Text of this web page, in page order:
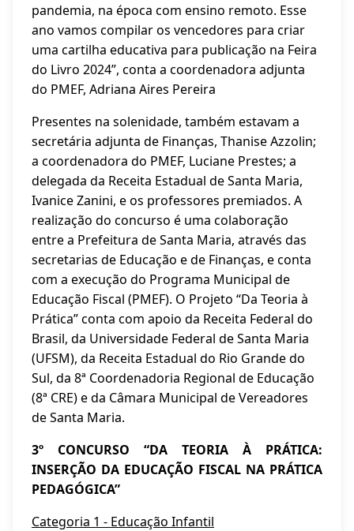
pandemia, na época com ensino remoto. Esse
ano vamos compilar os vencedores para criar
uma cartilha educativa para publicação na Feira
do Livro 2024”, conta a coordenadora adjunta
do PMEF, Adriana Aires Pereira
Presentes na solenidade, também estavam a
secretária adjunta de Finanças, Thanise Azzolin;
a coordenadora do PMEF, Luciane Prestes; a
delegada da Receita Estadual de Santa Maria,
Ivanice Zanini, e os professores premiados. A
realização do concurso é uma colaboração
entre a Prefeitura de Santa Maria, através das
secretarias de Educação e de Finanças, e conta
com a execução do Programa Municipal de
Educação Fiscal (PMEF). O Projeto “Da Teoria à
Prática” conta com apoio da Receita Federal do
Brasil, da Universidade Federal de Santa Maria
(UFSM), da Receita Estadual do Rio Grande do
Sul, da 8ª Coordenadoria Regional de Educação
(8ª CRE) e da Câmara Municipal de Vereadores
de Santa Maria.
3º CONCURSO “DA TEORIA À PRÁTICA:
INSERÇÃO DA EDUCAÇÃO FISCAL NA PRÁTICA
PEDAGÓGICA”
Categoria 1 - Educação Infantil